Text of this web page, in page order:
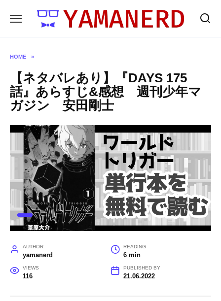
HOME »
【ネタバレあり】『DAYS 175
話』あらすじ&感想 週刊少年マ
ガジン 安田剛士
AUTHOR
yamanerd
READING
6 min
VIEWS
116
PUBLISHED BY
21.06.2022